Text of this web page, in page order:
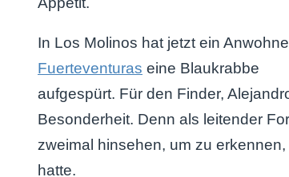
In Los Molinos hat jetzt ein
Fuerteventuras eine Blaukrabbe
aufgespürt. Für den Finder,
Besonderheit. Denn als leitender
zweimal hinsehen, um zu
hatte.